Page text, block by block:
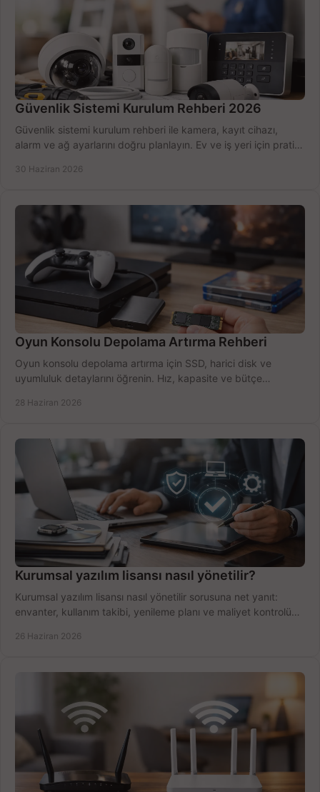
Güvenlik Sistemi Kurulum Rehberi 2026
Güvenlik sistemi kurulum rehberi ile kamera, kayıt cihazı,
alarm ve ağ ayarlarını doğru planlayın. Ev ve iş yeri için pratik
30 Haziran 2026
Oyun Konsolu Depolama Artırma Rehberi
Oyun konsolu depolama artırma için SSD, harici disk ve
uyumluluk detaylarını öğrenin. Hız, kapasite ve bütçe
28 Haziran 2026
Kurumsal yazılım lisansı nasıl yönetilir?
Kurumsal yazılım lisansı nasıl yönetilir sorusuna net yanıt:
envanter, kullanım takibi, yenileme planı ve maliyet kontrolü
26 Haziran 2026